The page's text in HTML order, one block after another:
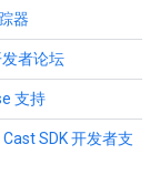
器
发者论坛
支持
SDK 开发者支